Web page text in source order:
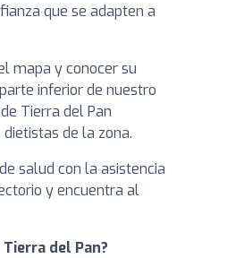
que se adapten a
mapa y conocer su
inferior de nuestro
Tierra del Pan
de la zona.
salud con la asistencia
y encuentra al
del Pan?